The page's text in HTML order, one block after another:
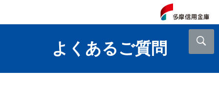
よくあるご質問